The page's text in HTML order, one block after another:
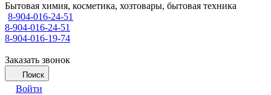
Бытовая химия, косметика, хозтовары, бытовая техника
8-904-016-24-51
8-904-016-24-51
8-904-016-19-74
Заказать звонок
Поиск
Войти